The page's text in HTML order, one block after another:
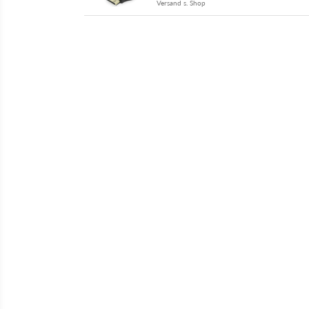
Versand s. Shop